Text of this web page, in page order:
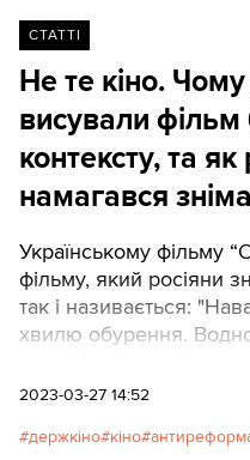
СТАТТІ
Не те кіно.
висували фільм
контексту, та як
намагався
Українському фільму
фільму, який росіяни
так і називається:
хвилю обурення.
художню
деградацію Держкіно
2023-03-27 14:52
держкіно кіно